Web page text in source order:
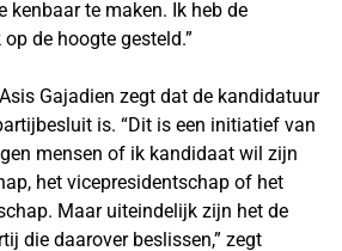
kenbaar te maken. Ik heb de
de hoogte gesteld.”
Gajadien zegt dat de kandidatuur
is. “Dit is een initiatief van
mensen of ik kandidaat wil zijn
het vicepresidentschap of het
Maar uiteindelijk zijn het de
die daarover beslissen,” zegt